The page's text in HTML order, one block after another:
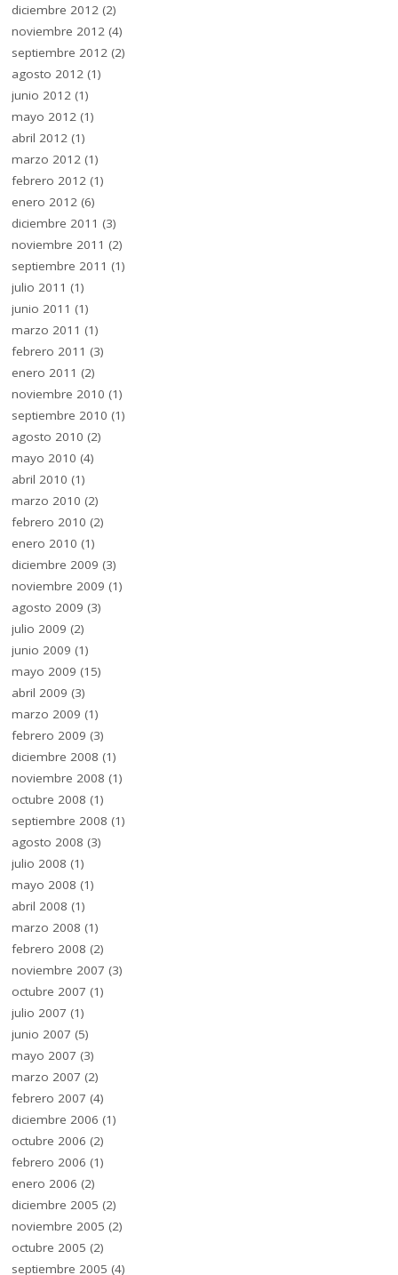
diciembre 2012 (2)
noviembre 2012 (4)
septiembre 2012 (2)
agosto 2012 (1)
junio 2012 (1)
mayo 2012 (1)
abril 2012 (1)
marzo 2012 (1)
febrero 2012 (1)
enero 2012 (6)
diciembre 2011 (3)
noviembre 2011 (2)
septiembre 2011 (1)
julio 2011 (1)
junio 2011 (1)
marzo 2011 (1)
febrero 2011 (3)
enero 2011 (2)
noviembre 2010 (1)
septiembre 2010 (1)
agosto 2010 (2)
mayo 2010 (4)
abril 2010 (1)
marzo 2010 (2)
febrero 2010 (2)
enero 2010 (1)
diciembre 2009 (3)
noviembre 2009 (1)
agosto 2009 (3)
julio 2009 (2)
junio 2009 (1)
mayo 2009 (15)
abril 2009 (3)
marzo 2009 (1)
febrero 2009 (3)
diciembre 2008 (1)
noviembre 2008 (1)
octubre 2008 (1)
septiembre 2008 (1)
agosto 2008 (3)
julio 2008 (1)
mayo 2008 (1)
abril 2008 (1)
marzo 2008 (1)
febrero 2008 (2)
noviembre 2007 (3)
octubre 2007 (1)
julio 2007 (1)
junio 2007 (5)
mayo 2007 (3)
marzo 2007 (2)
febrero 2007 (4)
diciembre 2006 (1)
octubre 2006 (2)
febrero 2006 (1)
enero 2006 (2)
diciembre 2005 (2)
noviembre 2005 (2)
octubre 2005 (2)
septiembre 2005 (4)